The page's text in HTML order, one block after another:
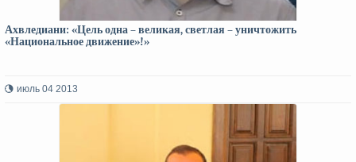
Ахвледиани: «Цель одна – великая, светлая – уничтожить
«Национальное движение»!»
июль 04 2013